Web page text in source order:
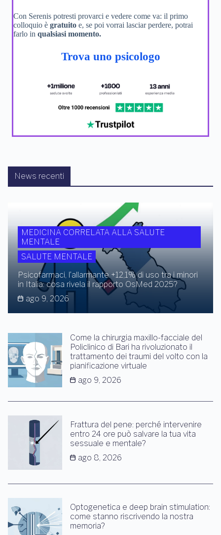
Con Serenis potresti provarci e vedere come va: il primo
colloquio è gratuito e, se poi vorrai lasciar perdere, potrai
farlo in qualsiasi momento.
Trova uno psicologo
News recenti
MEDICINA CORRELATA ALLA SALUTE
MENTALE
SALUTE MENTALE
Psicofarmaci, l’allarmante +12,1% di uso tra i minori
in Italia: cosa rivela il rapporto OsMed 2025?
ago 9, 2026
Come la chirurgia maxillo-facciale del
Policlinico di Bari ha rivoluzionato il
trattamento dei traumi del volto con la
pianificazione virtuale
ago 9, 2026
Frattura del pene: perché intervenire
entro 24 ore può salvare la tua vita
sessuale e mentale?
ago 8, 2026
Optogenetica e deep brain stimulation:
come stanno riscrivendo la nostra
memoria?